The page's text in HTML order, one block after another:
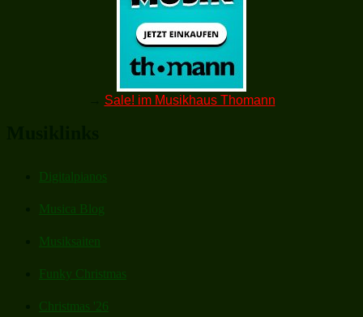
Sale! im Musikhaus Thomann
Digitalpianos
Musica Blog
Musiksaiten
Funky Christmas
Christmas '26